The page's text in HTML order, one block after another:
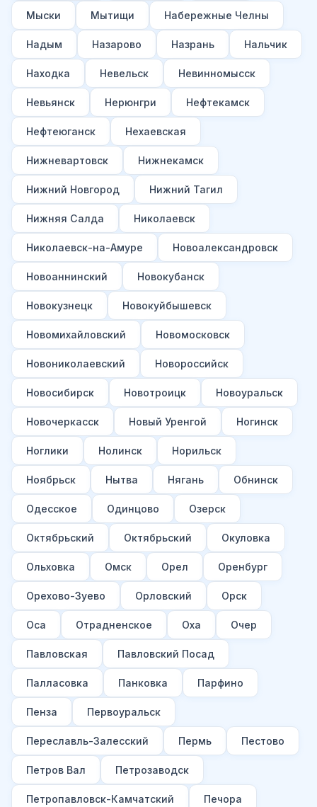
Мыски Мытищи Набережные Челны
Надым Назарово Назрань Нальчик
Находка Невельск Невинномысск
Невьянск Нерюнгри Нефтекамск
Нефтеюганск Нехаевская
Нижневартовск Нижнекамск
Нижний Новгород Нижний Тагил
Нижняя Салда Николаевск
Николаевск-на-Амуре Новоалександровск
Новоаннинский Новокубанск
Новокузнецк Новокуйбышевск
Новомихайловский Новомосковск
Новониколаевский Новороссийск
Новосибирск Новотроицк Новоуральск
Новочеркасск Новый Уренгой Ногинск
Ноглики Нолинск Норильск
Ноябрьск Нытва Нягань Обнинск
Одесское Одинцово Озерск
Октябрьский Октябрьский Окуловка
Ольховка Омск Орел Оренбург
Орехово-Зуево Орловский Орск
Оса Отрадненское Оха Очер
Павловская Павловский Посад
Палласовка Панковка Парфино
Пенза Первоуральск
Переславль-Залесский Пермь Пестово
Петров Вал Петрозаводск
Петропавловск-Камчатский Печора